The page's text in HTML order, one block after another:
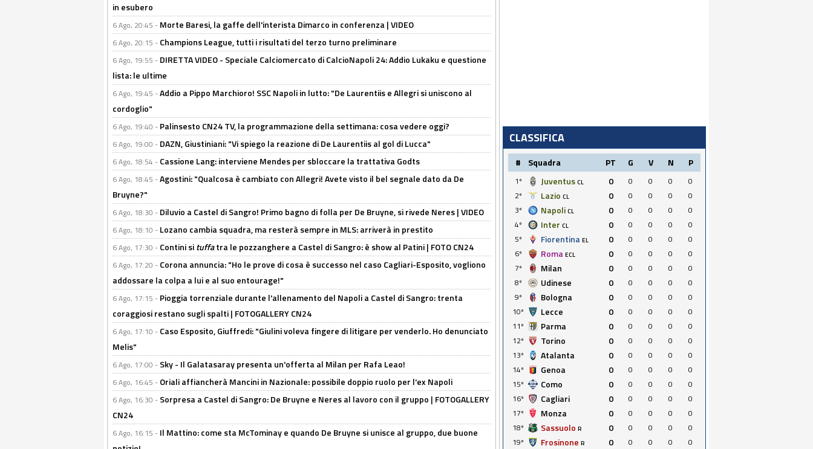
in esubero
6 Ago, 20:45 - Morte Baresi, la gaffe dell'interista Dimarco in conferenza | VIDEO
6 Ago, 20:15 - Champions League, tutti i risultati del terzo turno preliminare
6 Ago, 19:55 - DIRETTA VIDEO - Speciale Calciomercato di CalcioNapoli 24: Addio Lukaku e questione
lista: le ultime
6 Ago, 19:45 -Addio a Pippo Marchioro! SSC Napoli in lutto: "De Laurentiis e Allegri si uniscono al
cordoglio"
6 Ago, 19:40 - Palinsesto CN24 TV, la programmazione della settimana: cosa vedere oggi?
6 Ago, 19:00 - DAZN, Giustiniani: "Vi spiego la reazione di De Laurentiis al gol di Lucca"
6 Ago, 18:54 - Cassione Lang: interviene Mendes per sbloccare la trattativa Godts
6 Ago, 18:45 -Agostini: "Qualcosa è cambiato con Allegri! Avete visto il bel segnale dato da De
Bruyne?"
6 Ago, 18:30 - Diluvio a Castel di Sangro! Primo bagno di folla per De Bruyne, si rivede Neres | VIDEO
6 Ago, 18:10 - Lozano cambia squadra, ma resterà sempre in MLS: arriverà in prestito
6 Ago, 17:30 - Contini situffatra le pozzanghere a Castel di Sangro: è show al Patini | FOTO CN24
6 Ago, 17:20 - Corona annuncia: "Ho le prove di cosa è successo nel caso Cagliari-Esposito, vogliono
addossare la colpa a lui e al suo entourage!"
6 Ago, 17:15 - Pioggia torrenziale durante l'allenamento del Napoli a Castel di Sangro: trenta
coraggiosi restano sugli spalti | FOTOGALLERY CN24
6 Ago, 17:10 - Caso Esposito, Giuffredi: "Giulini voleva fingere di litigare per venderlo. Ho denunciato
Melis"
6 Ago, 17:00 - Sky - Il Galatasaray presenta un'offerta al Milan per Rafa Leao!
6 Ago, 16:45 - Oriali affiancherà Mancini in Nazionale: possibile doppio ruolo per l'ex Napoli
6 Ago, 16:30 - Sorpresa a Castel di Sangro: De Bruyne e Neres al lavoro con il gruppo | FOTOGALLERY
CN24
6 Ago, 16:15 - Il Mattino: come sta McTominay e quando De Bruyne si unisce al gruppo, due buone
CLASSIFICA
# Squadra PT G V N P
1º Juventus CL 0 0 0 0
0
2º
Lazio CL 0 0 0 0
0
3º
Napoli CL 0 0 0 0
0
4º
Inter CL 0 0 0 0
0
5º
Fiorentina EL 0 0 0 0
0
6º
Roma ECL 0 0 0 0
0
7º
Milan 0 0 0 0
0
8º
Udinese 0 0 0 0
0
9º
Bologna 0 0 0 0
0
10º
Lecce 0 0 0 0
0
11º
Parma 0 0 0 0
0
12º
Torino 0 0 0 0
0
13º
Atalanta 0 0 0 0
0
14º
Genoa 0 0 0 0
0
15º
Como 0 0 0 0
0
16º
Cagliari 0 0 0 0
0
17º
Monza 0 0 0 0
0
18º
Sassuolo R 0 0 0 0
0
19º
Frosinone R 0 0 0 0 0